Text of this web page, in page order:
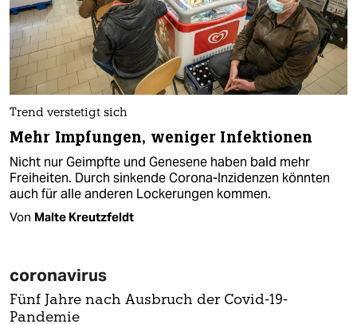
Trend verstetigt sich
Mehr Impfungen, weniger Infektionen
Nicht nur Geimpfte und Genesene haben bald mehr
Freiheiten. Durch sinkende Corona-Inzidenzen könnten
auch für alle anderen Lockerungen kommen.
Von Malte Kreutzfeldt
coronavirus
Fünf Jahre nach Ausbruch der Covid-19-
Pandemie